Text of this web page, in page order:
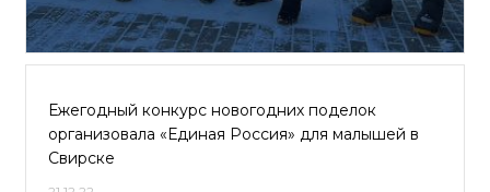
Ежегодный конкурс новогодних поделок
организовала «Единая Россия» для малышей в
Свирске